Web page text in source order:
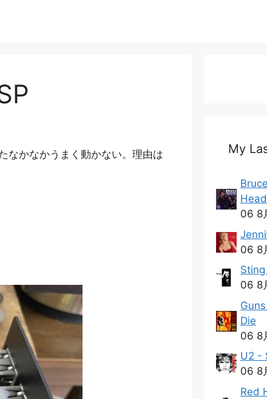
なかなかうまく動かない。理由は
My
06 8
06 8
06 8
Die
06 8
U2 -
06 8
Red